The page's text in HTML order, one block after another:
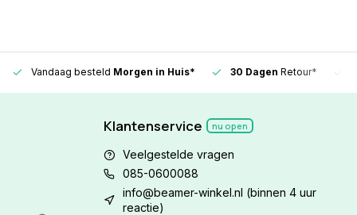
Vandaag besteld Morgen in Huis* 30 Dagen Retour*
Klantenservice nu open
Veelgestelde vragen
085-0600088
info@beamer-winkel.nl (binnen 4 uur
reactie)